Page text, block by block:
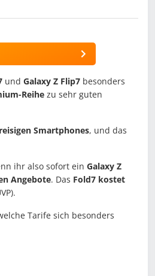
und Galaxy Z Flip7 besonders
Reihe zu sehr guten
Smartphones, und das
ihr also sofort ein Galaxy Z
Angebote. Das Fold7 kostet
Tarife sich besonders